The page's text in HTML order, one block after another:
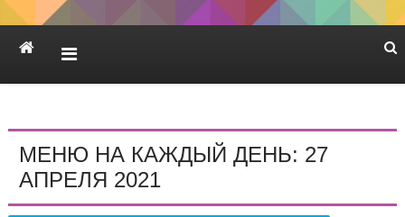
МЕНЮ НА КАЖДЫЙ ДЕНЬ: 27
АПРЕЛЯ 2021